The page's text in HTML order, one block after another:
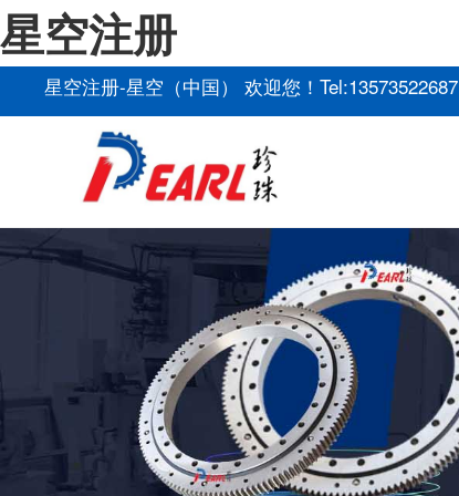
星空注册
星空注册-星空（中国） 欢迎您！Tel:13573522687